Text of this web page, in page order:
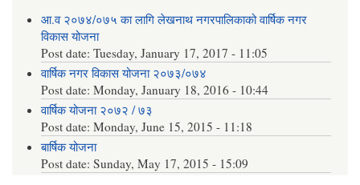
आ.व २०७४/०७५ का लागि लेखनाथ नगरपालिकाको वार्षिक नगर
विकास योजना
Post date:Tuesday, January 17, 2017 - 11:05
वार्षिक नगर विकास योजना २०७३/०७४
Post date:Monday, January 18, 2016 - 10:44
वार्षिक योजना २०७२ / ७३
Post date:Monday, June 15, 2015 - 11:18
बार्षिक योजना
Post date:Sunday, May 17, 2015 - 15:09